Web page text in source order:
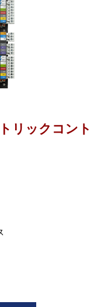
リックコント